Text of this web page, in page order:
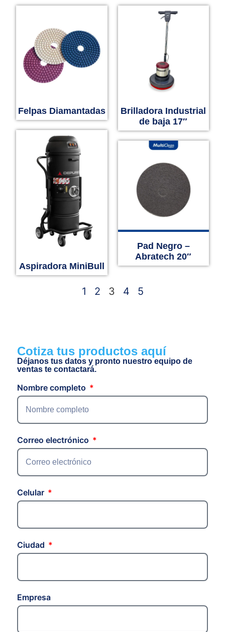
Felpas Diamantadas
Brilladora Industrial
de baja 17″
Aspiradora MiniBull
Pad Negro –
Abratech 20″
1 2 3 4 5
Cotiza tus productos aquí
Déjanos tus datos y pronto nuestro equipo de
ventas te contactará.
Nombre completo
Correo electrónico
Celular
Ciudad
Empresa